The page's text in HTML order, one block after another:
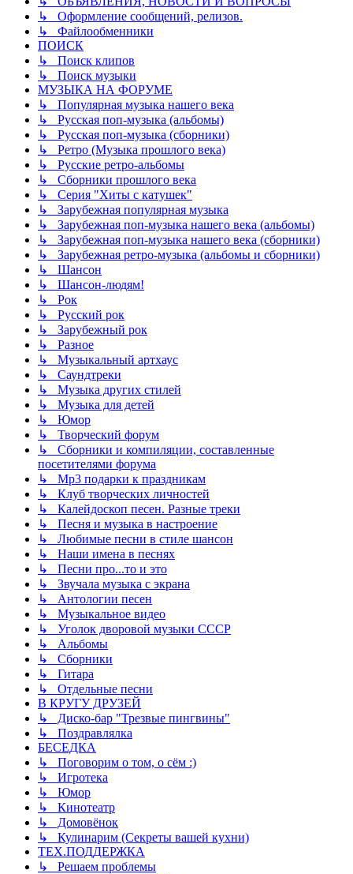
↳ Оформление сообщений, релизов.
↳ Файлообменники
ПОИСК
↳ Поиск клипов
↳ Поиск музыки
МУЗЫКА НА ФОРУМЕ
↳ Популярная музыка нашего века
↳ Русская поп-музыка (альбомы)
↳ Русская поп-музыка (сборники)
↳ Ретро (Музыка прошлого века)
↳ Русские ретро-альбомы
↳ Сборники прошлого века
↳ Серия "Хиты с катушек"
↳ Зарубежная популярная музыка
↳ Зарубежная поп-музыка нашего века (альбомы)
↳ Зарубежная поп-музыка нашего века (сборники)
↳ Зарубежная ретро-музыка (альбомы и сборники)
↳ Шансон
↳ Шансон-людям!
↳ Рок
↳ Русский рок
↳ Зарубежный рок
↳ Разное
↳ Музыкальный артхаус
↳ Саундтреки
↳ Музыка других стилей
↳ Музыка для детей
↳ Юмор
↳ Творческий форум
↳ Сборники и компиляции, составленные
посетителями форума
↳ Mp3 подарки к праздникам
↳ Клуб творческих личностей
↳ Калейдоскоп песен. Разные треки
↳ Песня и музыка в настроение
↳ Любимые песни в стиле шансон
↳ Наши имена в песнях
↳ Песни про...то и это
↳ Звучала музыка с экрана
↳ Антологии песен
↳ Музыкальное видео
↳ Уголок дворовой музыки СССР
↳ Альбомы
↳ Сборники
↳ Гитара
↳ Отдельные песни
В КРУГУ ДРУЗЕЙ
↳ Диско-бар "Трезвые пингвины"
↳ Поздравлялка
БЕСЕДКА
↳ Поговорим о том, о сём :)
↳ Игротека
↳ Юмор
↳ Кинотеатр
↳ Домовёнок
↳ Кулинарим (Секреты вашей кухни)
ТЕХ.ПОДДЕРЖКА
↳ Решаем проблемы